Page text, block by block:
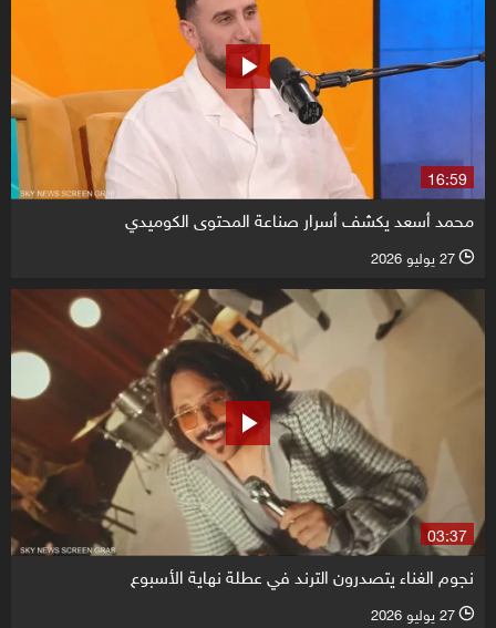
16:59
محمد أسعد يكشف أسرار صناعة المحتوى الكوميدي
l 27 يوليو 2026
03:37
نجوم الغناء يتصدرون الترند في عطلة نهاية الأسبوع
l 27 يوليو 2026